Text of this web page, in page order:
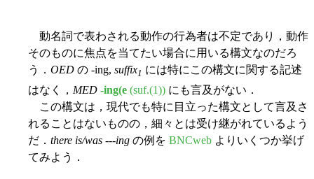
動名詞で表わされる動作の行為者は不定であり，動作
そのものに焦点を当てたい場合に用いる構文なのだろ
う． OED の -ing, suffix1 には特にこの構文に関する記述
はなく， MED -ing(e (suf.(1)) にも言及がない．
この構文は，現代でも特に目立った構文として言及さ
れることはないものの，細々とは受け継がれているよう
だ． there is/was ---ing の例を BNCweb よりいくつか挙げ
てみよう．